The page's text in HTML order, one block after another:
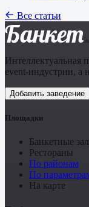
Все статьи
Банкет
Интеллектуальная
event-индустрии, а
Добавить заведение
Площадки
Банкетные
Рестораны
По районам
По
На карте